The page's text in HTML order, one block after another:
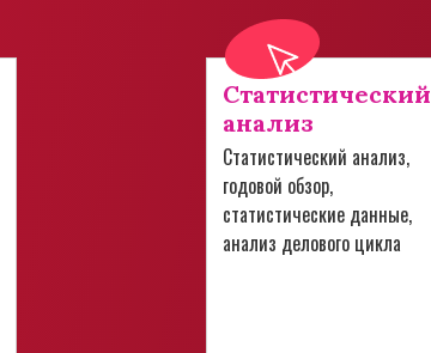
Статистический
анализ
Статистический анализ,
годовой обзор,
статистические данные,
анализ делового цикла